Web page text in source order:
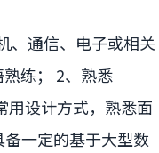
、通信、电子或相关
练； 2、熟悉
用设计方式，熟悉面
一定的基于大型数